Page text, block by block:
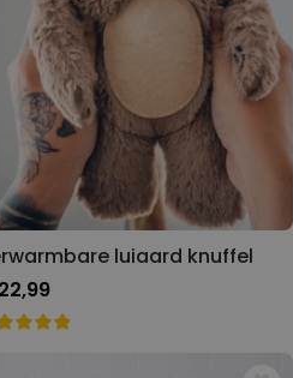
luiaard knuffel